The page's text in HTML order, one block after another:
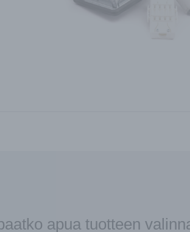
apua tuotteen